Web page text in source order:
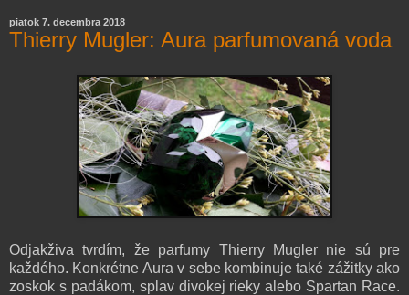
piatok 7. decembra 2018
Thierry Mugler: Aura parfumovaná voda
Odjakživa tvrdím, že parfumy Thierry Mugler nie sú pre
každého. Konkrétne Aura v sebe kombinuje také zážitky ako
zoskok s padákom, splav divokej rieky alebo Spartan Race.